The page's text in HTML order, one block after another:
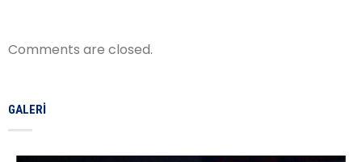
Comments are closed.
GALERI